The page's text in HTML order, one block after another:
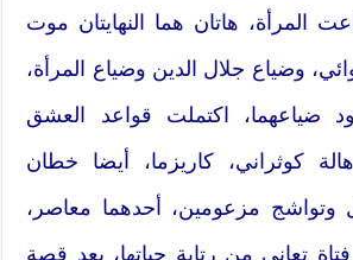
شمس،‮ ‬ومثله ضاعت المرأة،‮ ‬هاتان هما النهايتان موت
‬ومعها وعلي حدود ضياعهما،‮ ‬اكتملت قواعد العشق
الأربعون،‮ ‬رواية هالة كوثراني،‮ ‬كاريزما،‮ ‬أيضا خطان
‬وأحدهما تاريخي،‮ ‬فتاة تعاني من رتابة حياتها،‮ ‬بعد قصة